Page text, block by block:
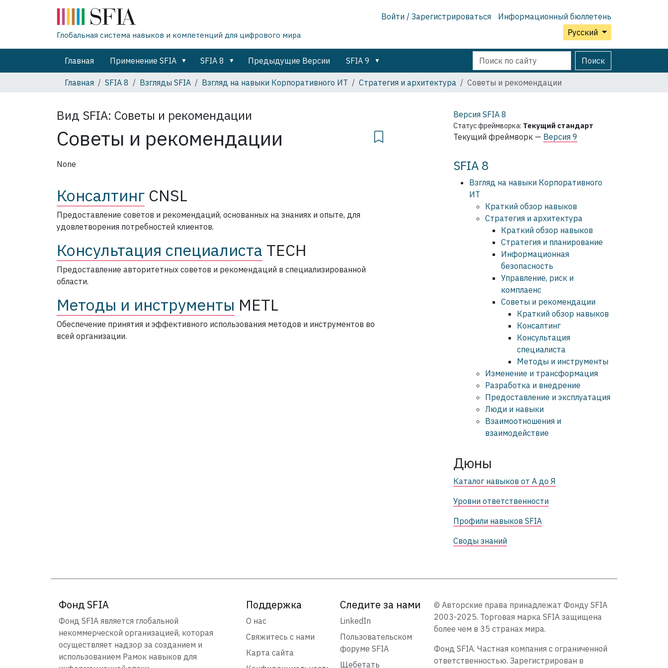
Войти / Зарегистрироваться
Информационный бюллетень
Русский
Глобальная система навыков и компетенций для цифрового мира
Главная Применение SFIA SFIA 8 Предыдущие Версии SFIA 9 Поиск Поиск
Расширенный
поиск
Главная
SFIA 8 Взгляды SFIA Взгляд на навыки Корпоративного ИТ Стратегия и архитектура Советы и рекомендации
Вид SFIA: Советы и рекомендации
Советы и рекомендации
None
Консалтинг CNSL
Предоставление советов и рекомендаций, основанных на знаниях и опыте, для
удовлетворения потребностей клиентов.
Консультация специалиста TECH
Предоставление авторитетных советов и рекомендаций в специализированной
области.
Методы и инструменты METL
Обеспечение принятия и эффективного использования методов и инструментов во
всей организации.
Версия SFIA 8
Статус фреймворка: Текущий стандарт
Текущий фреймворк — Версия 9
SFIA 8
Взгляд на навыки Корпоративного
ИТ
Краткий обзор навыков
Стратегия и архитектура
Краткий обзор навыков
Стратегия и планирование
Информационная
безопасность
Управление, риск и
комплаенс
Советы и рекомендации
Краткий обзор навыков
Консалтинг
Консультация
специалиста
Методы и инструменты
Изменение и трансформация
Разработка и внедрение
Предоставление и эксплуатация
Люди и навыки
Взаимоотношения и
взаимодействие
Дюны
Каталог навыков от А до Я
Уровни ответственности
Профили навыков SFIA
Своды знаний
Фонд SFIA
Фонд SFIA является глобальной
некоммерческой организацией, которая
осуществляет надзор за созданием и
использованием Рамок навыков для
Поддержка
О нас
Свяжитесь с нами
Карта сайта
Следите за нами
LinkedIn
Пользовательском
форуме SFIA
Щебетать
© Авторские права принадлежат Фонду SFIA
2003-2025. Торговая марка SFIA защищена
более чем в 35 странах мира.
Фонд SFIA. Частная компания с ограниченной
ответственностью. Зарегистрирован в